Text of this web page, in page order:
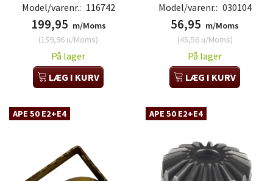
Model/varenr.: 116742
199,95 m/Moms
(159,96 u/Moms)
På lager
LÆG I KURV
Model/varenr.: 030104
56,95 m/Moms
(45,56u/Moms)
På lager
LÆG I KURV
APE 50 E2+E4 APE 50 E2+E4